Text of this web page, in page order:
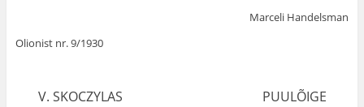
Marceli Handelsman
Olionist nr. 9/1930
V. SKOCZYLAS PUULÕIGE